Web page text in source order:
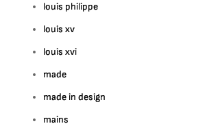
louis philippe
louis xv
louis xvi
made
made in design
mains